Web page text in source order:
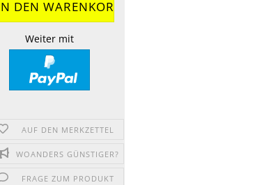
Weiter mit
AUF DEN MERKZETTEL
WOANDERS GÜNSTIGER?
FRAGE ZUM PRODUKT